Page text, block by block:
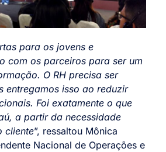
para os jovens e
com os parceiros para ser um
O RH precisa ser
entregamos isso ao reduzir
Foi exatamente o que
a partir da necessidade
cliente”, ressaltou Mônica
Nacional de Operações e